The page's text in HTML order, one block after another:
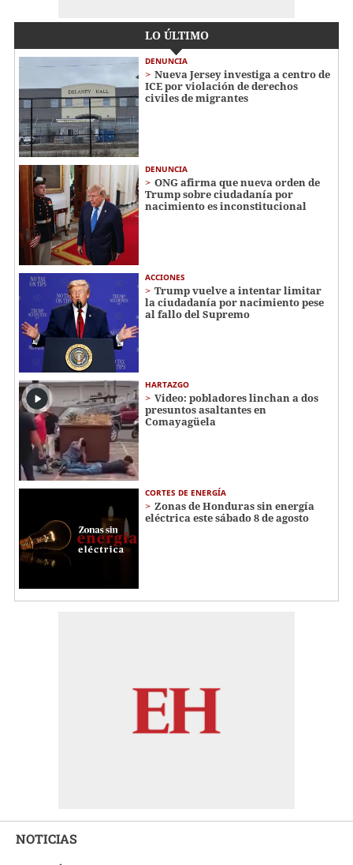
LO ÚLTIMO
DENUNCIA
Nueva Jersey investiga a centro de
ICE por violación de derechos
civiles de migrantes
DENUNCIA
ONG afirma que nueva orden de
Trump sobre ciudadanía por
nacimiento es inconstitucional
ACCIONES
Trump vuelve a intentar limitar
la ciudadanía por nacimiento pese
al fallo del Supremo
HARTAZGO
Video: pobladores linchan a dos
presuntos asaltantes en
Comayagüela
CORTES DE ENERGÍA
Zonas de Honduras sin energía
eléctrica este sábado 8 de agosto
NOTICIAS